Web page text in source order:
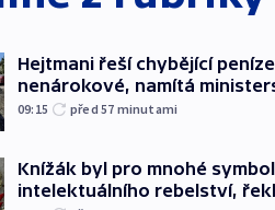
Hejtmani řeší chybějící
nenárokové, namítá
09:15 před 57 minutami
Knížák byl pro mnohé
intelektuálního rebelství,